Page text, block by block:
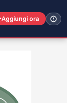
Aggiungi ora